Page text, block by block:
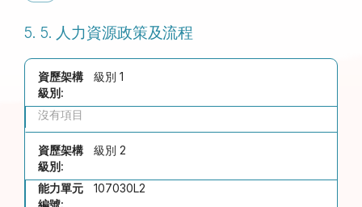
5. 5. 人力資源政策及流程
資歷架構
級別:
級別 1
沒有項目
資歷架構
級別:
級別 2
能力單元
編號:
107030L2